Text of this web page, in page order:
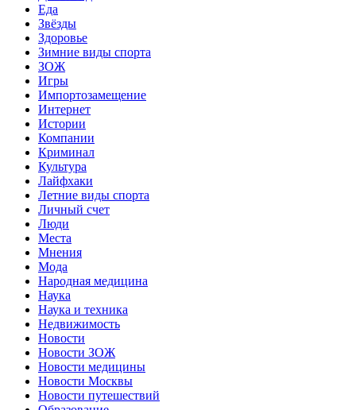
Еда
Звёзды
Здоровье
Зимние виды спорта
ЗОЖ
Игры
Импортозамещение
Интернет
Истории
Компании
Криминал
Культура
Лайфхаки
Летние виды спорта
Личный счет
Люди
Места
Мнения
Мода
Народная медицина
Наука
Наука и техника
Недвижимость
Новости
Новости ЗОЖ
Новости медицины
Новости Москвы
Новости путешествий